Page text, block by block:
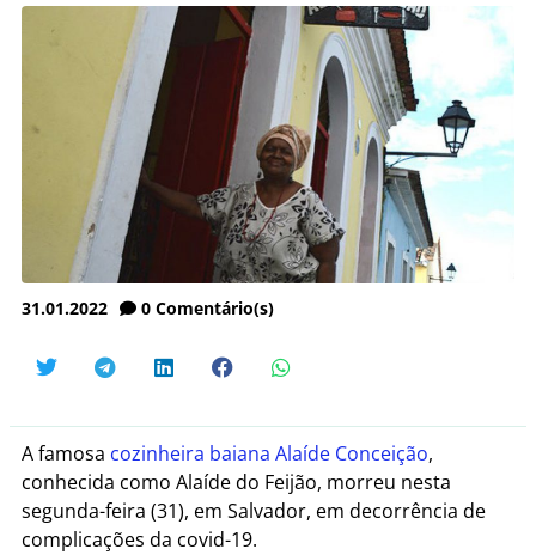
31.01.2022 0 Comentário(s)
A famosa cozinheira baiana Alaíde Conceição,
conhecida como Alaíde do Feijão, morreu nesta
segunda-feira (31), em Salvador, em decorrência de
complicações da covid-19.